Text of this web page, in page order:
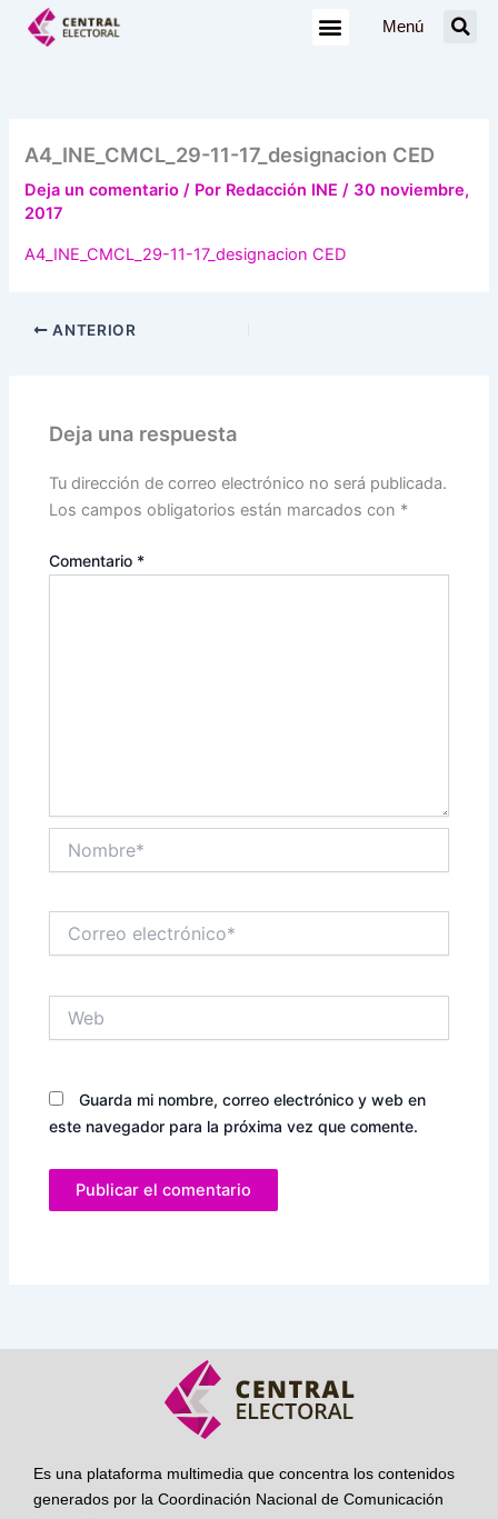
Menú
A4_INE_CMCL_29-11-17_designacion CED
Deja un comentario / Por Redacción INE/ 30 noviembre,
2017
A4_INE_CMCL_29-11-17_designacion CED
ANTERIOR
Deja una respuesta
Tu dirección de correo electrónico no será publicada.
Los campos obligatorios están marcados con *
Comentario *
electrónico*
Guarda mi nombre, correo electrónico y web en
este navegador para la próxima vez que comente.
Es una plataforma multimedia que concentra los contenidos
generados por la Coordinación Nacional de Comunicación